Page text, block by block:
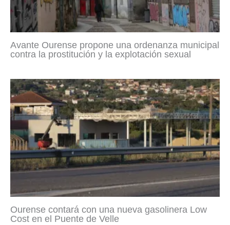
Avante Ourense propone una ordenanza municipal
contra la prostitución y la explotación sexual
Ourense contará con una nueva gasolinera Low
Cost en el Puente de Velle